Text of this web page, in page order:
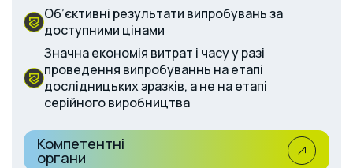
Об’єктивні результати випробувань за
доступними цінами
Значна економія витрат і часу у разі
проведення випробуваннь на етапі
дослідницьких зразків, а не на етапі
серійного виробництва
Компетентні
органи